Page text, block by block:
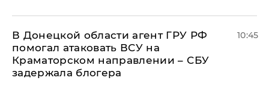
В Донецкой области агент ГРУ РФ
помогал атаковать ВСУ на
Краматорском направлении – СБУ
задержала блогера
10:45